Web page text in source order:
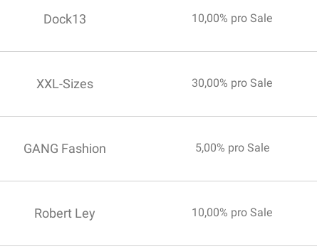
Dock13 10,00% pro Sale
XXL-Sizes 30,00% pro Sale
GANG Fashion 5,00% pro Sale
Robert Ley 10,00% pro Sale